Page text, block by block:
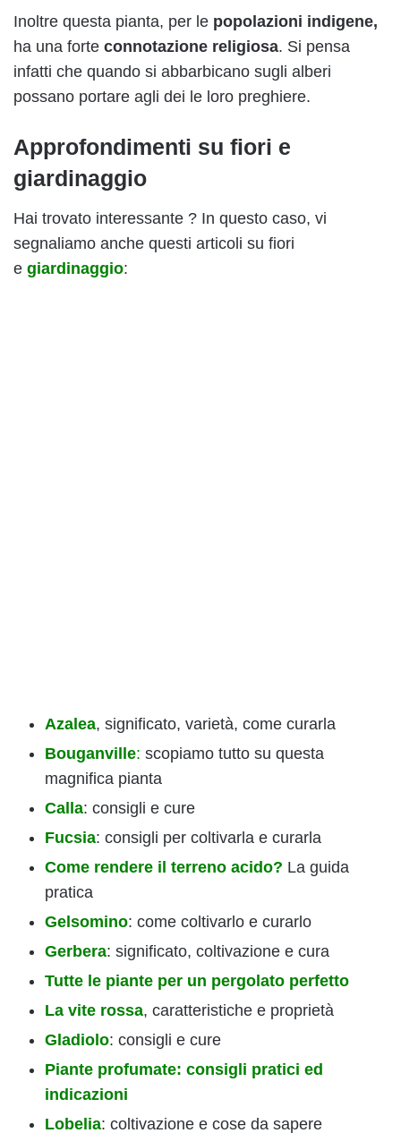
Inoltre questa pianta, per le popolazioni indigene,
ha una forte connotazione religiosa. Si pensa
infatti che quando si abbarbicano sugli alberi
possano portare agli dei le loro preghiere.
Approfondimenti su fiori e
giardinaggio
Hai trovato interessante ? In questo caso, vi
segnaliamo anche questi articoli su fiori
e giardinaggio:
Azalea, significato, varietà, come curarla
Bouganville: scopiamo tutto su questa
magnifica pianta
Calla: consigli e cure
Fucsia: consigli per coltivarla e curarla
Come rendere il terreno acido? La guida
pratica
Gelsomino: come coltivarlo e curarlo
Gerbera: significato, coltivazione e cura
Tutte le piante per un pergolato perfetto
La vite rossa, caratteristiche e proprietà
Gladiolo: consigli e cure
Piante profumate: consigli pratici ed
indicazioni
Lobelia: coltivazione e cose da sapere